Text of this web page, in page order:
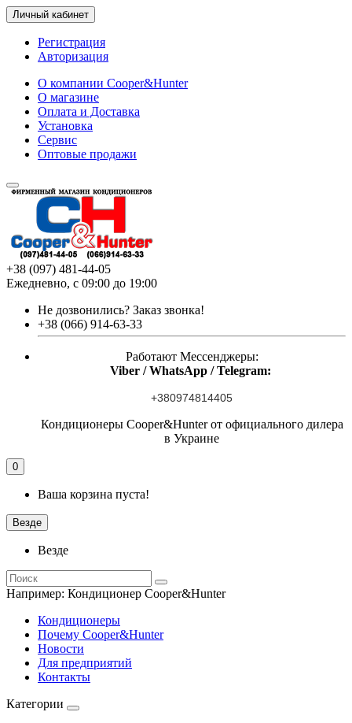
Личный кабинет
Регистрация
Авторизация
О компании Cooper&Hunter
О магазине
Оплата и Доставка
Установка
Сервис
Оптовые продажи
+38 (097) 481-44-05
Ежедневно, с 09:00 до 19:00
Не дозвонились? Заказ звонка!
+38 (066) 914-63-33
Работают Мессенджеры:
Viber / WhatsApp / Telegram:
+380974814405
Кондиционеры Cooper&Hunter от официального дилера
в Украине
0
Ваша корзина пуста!
Везде
Везде
Например: Кондиционер Cooper&Hunter
Кондиционеры
Почему Cooper&Hunter
Новости
Для предприятий
Контакты
Категории